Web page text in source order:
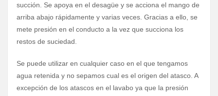
succión. Se apoya en el desagüe y se acciona el mango de
arriba abajo rápidamente y varias veces. Gracias a ello, se
mete presión en el conducto a la vez que succiona los
restos de suciedad.
Se puede utilizar en cualquier caso en el que tengamos
agua retenida y no sepamos cual es el origen del atasco. A
excepción de los atascos en el lavabo ya que la presión